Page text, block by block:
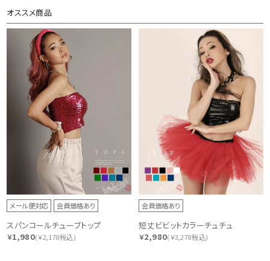
オススメ商品
メール便対応 会員価格あり
スパンコールチューブトップ
￥1,980(￥2,178税込)
会員価格あり
短丈ビビットカラーチュチュ
￥2,980(￥3,278税込)